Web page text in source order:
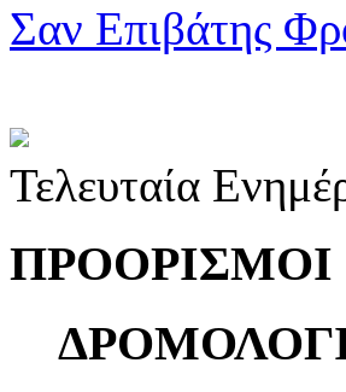
Σαν Επιβάτης
Τελευταία
ΠΡΟΟΡΙΣΜΟΙ